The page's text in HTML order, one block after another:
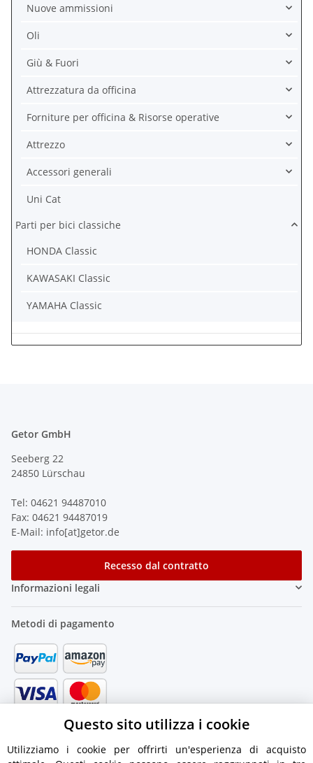
Nuove ammissioni
Oli
Giù & Fuori
Attrezzatura da officina
Forniture per officina & Risorse operative
Attrezzo
Accessori generali
Uni Cat
Parti per bici classiche
HONDA Classic
KAWASAKI Classic
YAMAHA Classic
Getor GmbH
Seeberg 22
24850 Lürschau
Tel: 04621 94487010
Fax: 04621 94487019
E-Mail: info[at]getor.de
Recesso dal contratto
Informazioni legali
Metodi di pagamento
Questo sito utilizza i cookie
Utilizziamo i cookie per offrirti un'esperienza di acquisto